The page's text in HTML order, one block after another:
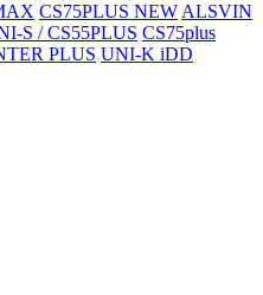
CS75PLUS NEW ALSVIN
S / CS55PLUS CS75plus
PLUS UNI-K iDD